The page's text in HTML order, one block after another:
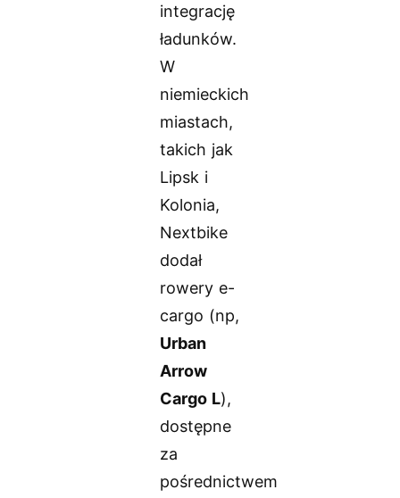
integrację
ładunków.
W
niemieckich
miastach,
takich jak
Lipsk i
Kolonia,
Nextbike
dodał
rowery e-
cargo (np,
Urban
Arrow
Cargo L),
dostępne
za
pośrednictwem